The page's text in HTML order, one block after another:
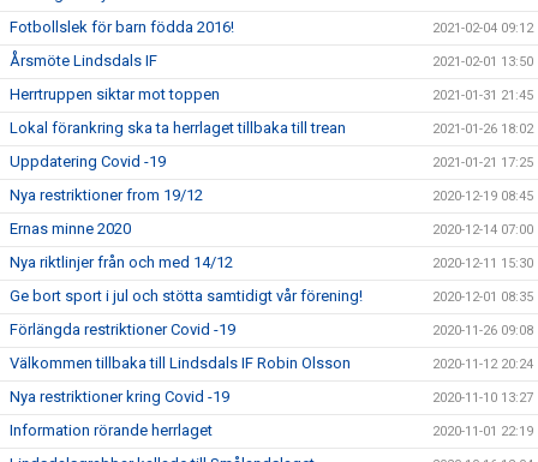
Fotbollslek för barn födda 2016! 2021-02-04 09:12
Årsmöte Lindsdals IF 2021-02-01 13:50
Herrtruppen siktar mot toppen 2021-01-31 21:45
Lokal förankring ska ta herrlaget tillbaka till trean 2021-01-26 18:02
Uppdatering Covid -19 2021-01-21 17:25
Nya restriktioner from 19/12 2020-12-19 08:45
Ernas minne 2020 2020-12-14 07:00
Nya riktlinjer från och med 14/12 2020-12-11 15:30
Ge bort sport i jul och stötta samtidigt vår förening! 2020-12-01 08:35
Förlängda restriktioner Covid -19 2020-11-26 09:08
Välkommen tillbaka till Lindsdals IF Robin Olsson 2020-11-12 20:24
Nya restriktioner kring Covid -19 2020-11-10 13:27
Information rörande herrlaget 2020-11-01 22:19